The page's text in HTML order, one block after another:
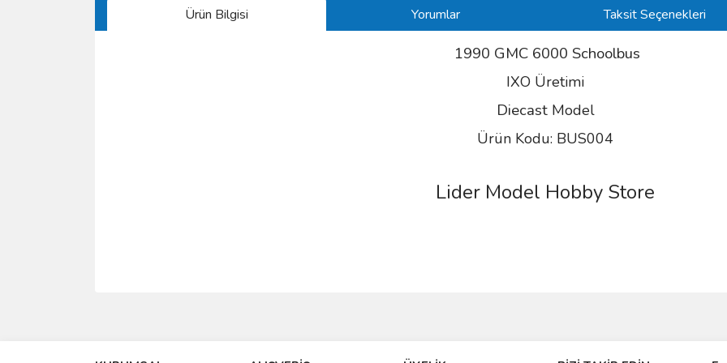
Ürün Bilgisi Yorumlar Taksit Seçenekleri
1990 GMC 6000 Schoolbus
IXO Üretimi
Diecast Model
Ürün Kodu: BUS004
Lider Model Hobby Store